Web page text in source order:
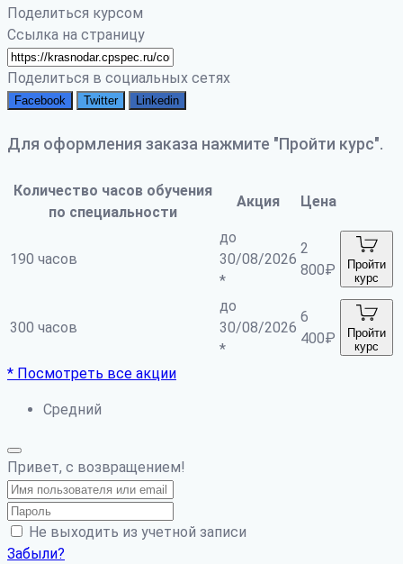
Поделиться курсом
Ссылка на страницу
Поделиться в социальных сетях
Facebook Twitter Linkedin
Для оформления заказа нажмите "Пройти курс".
Количество часов обучения
по специальности
Акция Цена
190 часов
до
30/08/2026
*
2
800₽
Пройти
курс
300 часов
до
30/08/2026
*
6
400₽
Пройти
курс
* Посмотреть все акции
Средний
Привет, с возвращением!
Не выходить из учетной записи
Забыли?